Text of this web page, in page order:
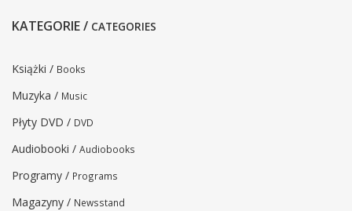
KATEGORIE / CATEGORIES
Książki / Books
Muzyka / Music
Płyty DVD / DVD
Audiobooki / Audiobooks
Programy / Programs
Magazyny / Newsstand